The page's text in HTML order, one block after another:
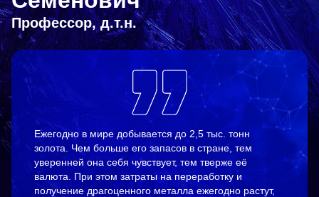
Профессор, д.т.н.
Ежегодно в мире добывается до 2,5 тыс. тонн
золота. Чем больше его запасов в стране, тем
уверенней она себя чувствует, тем тверже её
валюта. При этом затраты на переработку и
получение драгоценного металла ежегодно растут,